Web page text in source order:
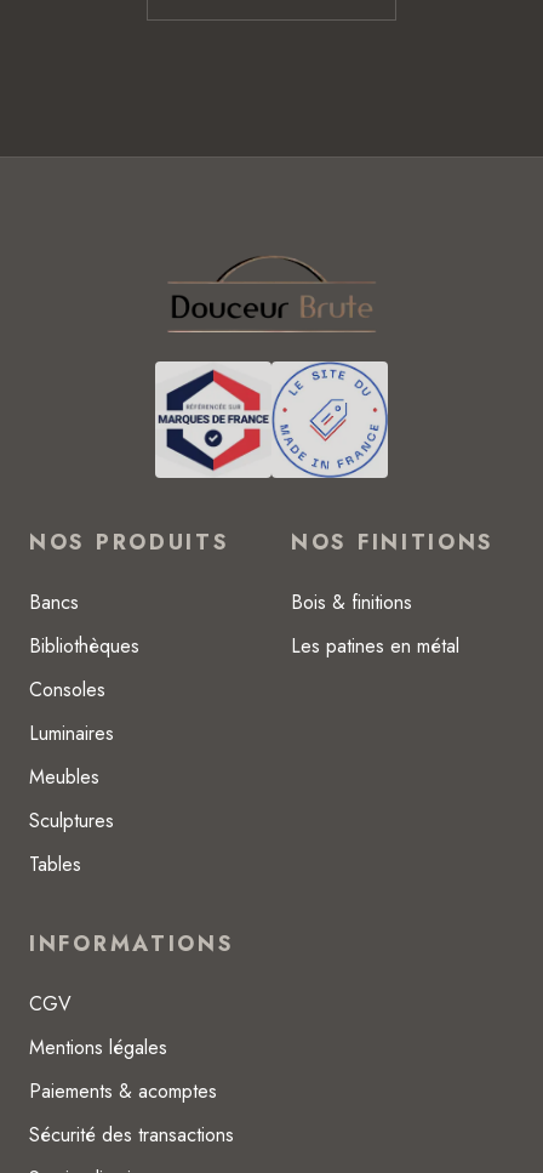
NOS PRODUITS
Bancs
Bibliothèques
Consoles
Luminaires
Meubles
Sculptures
Tables
NOS FINITIONS
Bois & finitions
Les patines en métal
INFORMATIONS
CGV
Mentions légales
Paiements & acomptes
Sécurité des transactions